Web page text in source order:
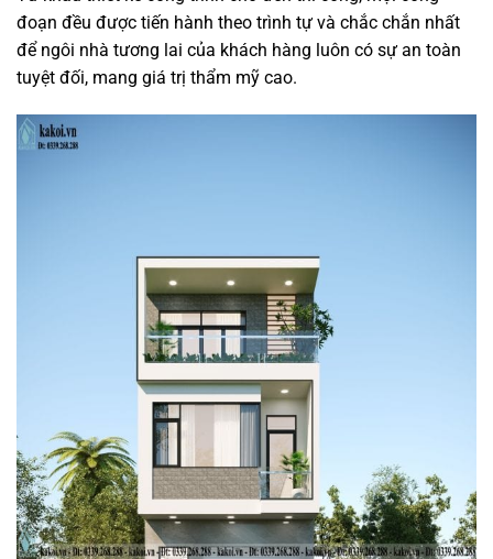
đoạn đều được tiến hành theo trình tự và chắc chắn nhất
để ngôi nhà tương lai của khách hàng luôn có sự an toàn
tuyệt đối, mang giá trị thẩm mỹ cao.